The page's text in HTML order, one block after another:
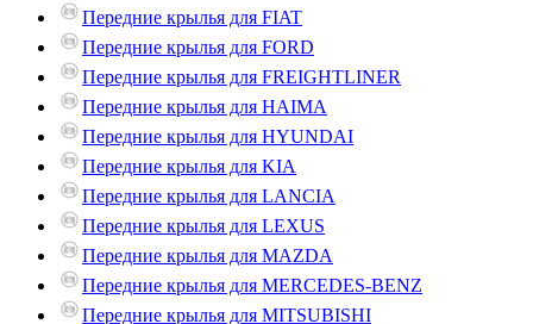
Передние крылья для FIAT
Передние крылья для FORD
Передние крылья для FREIGHTLINER
Передние крылья для HAIMA
Передние крылья для HYUNDAI
Передние крылья для KIA
Передние крылья для LANCIA
Передние крылья для LEXUS
Передние крылья для MAZDA
Передние крылья для MERCEDES-BENZ
Передние крылья для MITSUBISHI